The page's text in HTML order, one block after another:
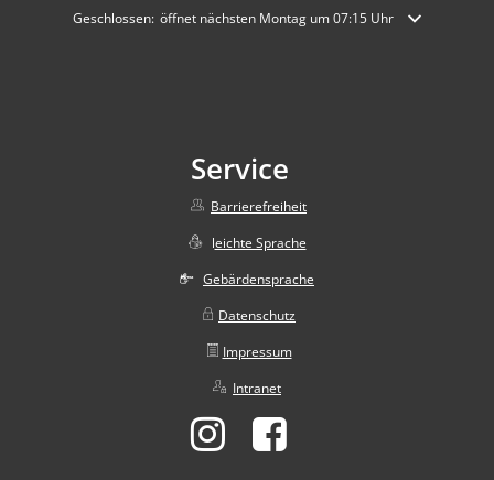
Klicken, um weitere Öffnungs- oder Schließzeiten auszublenden
Geschlossen: öffnet nächsten Montag um 07:15 Uhr
Service
Barrierefreiheit
leichte Sprache
Gebärdensprache
Datenschutz
Impressum
Intranet